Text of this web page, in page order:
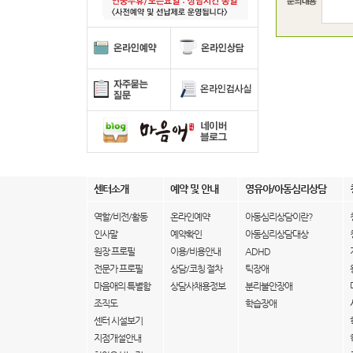
센터소개 예약 및 안내 영유아/아동심리상담
역할/비전/활동
인사말
원장 프로필
전문가 프로필
마음애의 특별함
조직도
센터 시설보기
지점개설안내
온라인예약
예약확인
이용/비용안내
상담/코칭 절차
상담사채용정보
아동심리상담이란?
아동심리상담대상
ADHD
틱장애
분리불안장애
학습장애